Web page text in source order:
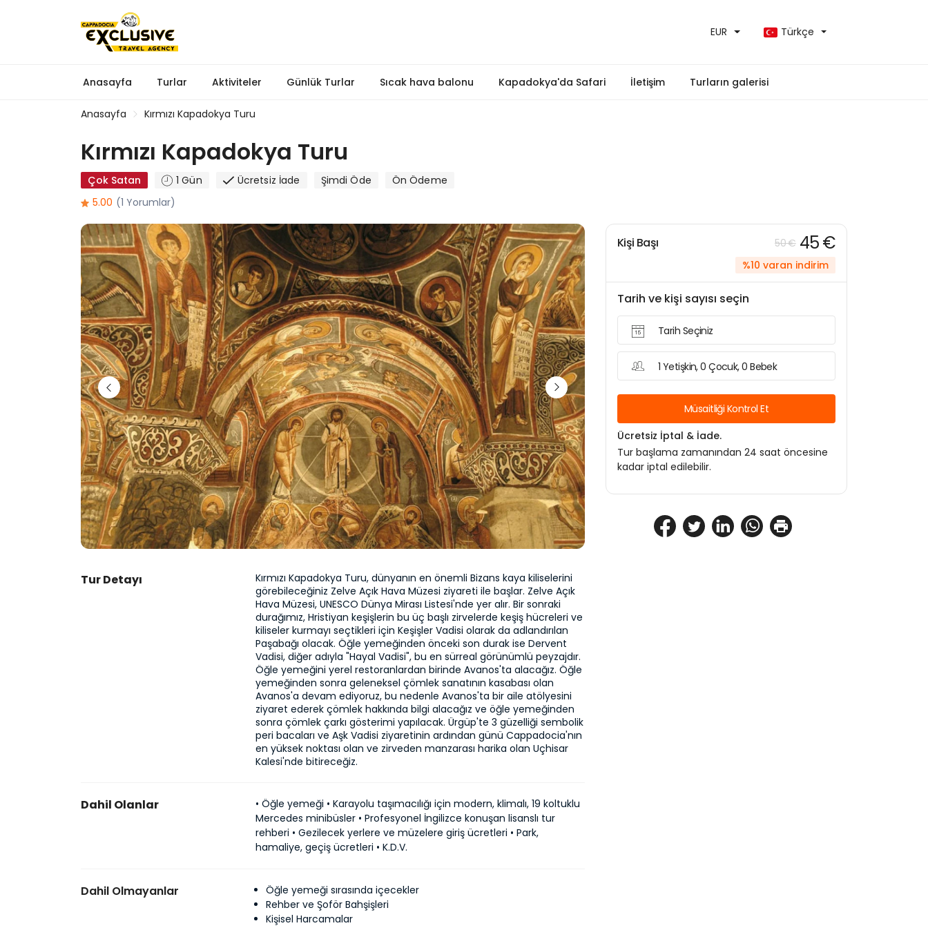
EUR Türkçe
Anasayfa Turlar Aktiviteler Günlük Turlar Sıcak hava balonu Kapadokya'da Safari İletişim Turların galerisi
Anasayfa Kırmızı Kapadokya Turu
Kırmızı Kapadokya Turu
Çok Satan 1 Gün Ücretsiz İade Şimdi Öde
Ön Ödeme
5.00 (1 Yorumlar)
Tur Detayı
Kırmızı Kapadokya Turu, dünyanın en önemli Bizans kaya kiliselerini
görebileceğiniz Zelve Açık Hava Müzesi ziyareti ile başlar. Zelve Açık
Hava Müzesi, UNESCO Dünya Mirası Listesi'nde yer alır. Bir sonraki
durağımız, Hristiyan keşişlerin bu üç başlı zirvelerde keşiş hücreleri ve
kiliseler kurmayı seçtikleri için Keşişler Vadisi olarak da adlandırılan
Paşabağı olacak. Öğle yemeğinden önceki son durak ise Dervent
Vadisi, diğer adıyla "Hayal Vadisi", bu en sürreal görünümlü peyzajdır.
Öğle yemeğini yerel restoranlardan birinde Avanos'ta alacağız. Öğle
yemeğinden sonra geleneksel çömlek sanatının kasabası olan
Avanos'a devam ediyoruz, bu nedenle Avanos'ta bir aile atölyesini
ziyaret ederek çömlek hakkında bilgi alacağız ve öğle yemeğinden
sonra çömlek çarkı gösterimi yapılacak. Ürgüp'te 3 güzelliği sembolik
peri bacaları ve Aşk Vadisi ziyaretinin ardından günü Cappadocia'nın
en yüksek noktası olan ve zirveden manzarası harika olan Uçhisar
Kalesi'nde bitireceğiz.
Dahil Olanlar
• Öğle yemeği • Karayolu taşımacılığı için modern, klimalı, 19 koltuklu
Mercedes minibüsler • Profesyonel İngilizce konuşan lisanslı tur
rehberi • Gezilecek yerlere ve müzelere giriş ücretleri • Park,
hamaliye, geçiş ücretleri • K.D.V.
Dahil Olmayanlar
Öğle yemeği sırasında içecekler
Rehber ve Şoför Bahşişleri
Kişisel Harcamalar
Kişi Başı 50 € 45 €
%10 varan indirim
Tarih ve kişi sayısı seçin
Tarih Seçiniz
1 Yetişkin, 0 Çocuk, 0 Bebek
Müsaitliği Kontrol Et
Ücretsiz İptal & İade.
Tur başlama zamanından 24 saat öncesine
kadar iptal edilebilir.